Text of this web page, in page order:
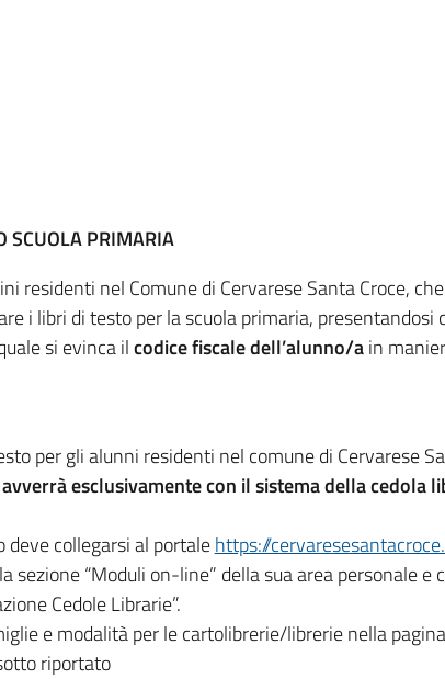
SCUOLA PRIMARIA
residenti nel Comune di Cervarese Santa Croce,
i libri di testo per la scuola primaria, presentandosi
si evinca ilcodice fiscaledell’alunno/ain
per gli alunni residenti nel comune di Cervarese
avverrà esclusivamente con il sistema della cedola
collegarsi al portalehttps://
sezione “Moduli on-line” della sua area personale e
Cedole Librarie”.
e modalità per le cartolibrerie/librerie nella pagina
riportato